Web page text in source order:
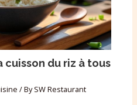
cuisson du riz à tous
/ BySW Restaurant